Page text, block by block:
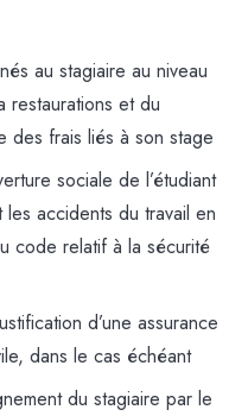
au stagiaire au niveau
et du
des frais liés à son stage
sociale de l’étudiant
accidents du travail en
code relatif à la sécurité
d’une assurance
dans le cas échéant
du stagiaire par le